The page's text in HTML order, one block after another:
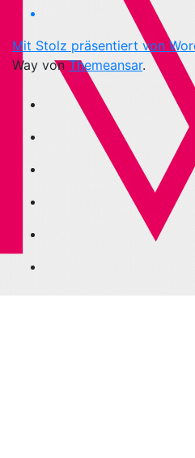
Mit Stolz präsentiert von
Way vonThemeansar.